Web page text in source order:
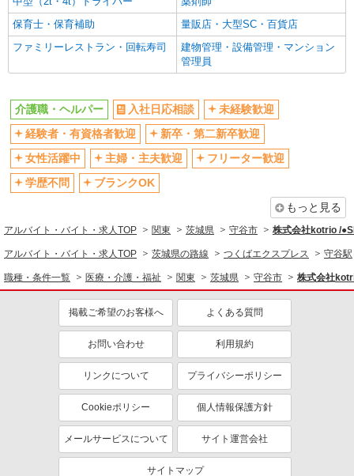
昇給あり
完全週休2日制
フルタイム歓迎
禁煙・分煙
車通勤OK
残業少なめ（月20h未満）
交通費支給
社会保険あり
産休・育休取得実績あり
退職金・財形貯蓄制度あり
各種手当（家族・役職・インセン
ティブなど）あり
制服貸与
同じ職種から求人を探す
介護職・ヘルパー
同じ特徴から求人を探す
ミドル（40代～）活躍中
ボーナス・賞与あり
交通費支給
社会保険あり
産休・育休取得実績あり
保育士・保育補助
量販店・大型SC・百貨店
ファミリーレストラン・回転寿司
建物管理・設備管理・マンション
管理員
介護職・ヘルパー 入社日応相談
未経験歓迎
経験者・有資格者歓迎
新卒・第二新卒歓迎
女性活躍中
主婦・主夫歓迎
フリーター歓迎
学歴不問
ブランクOK
もっと見る
アルバイト・バイト・求人TOP 関東 茨城県 守谷市 株式会社kotrio /
アルバイト・バイト・求人TOP 茨城県の路線 つくばエクスプレス 守谷駅
職種・条件一覧 医療・介護・福祉 関東 茨城県 守谷市 株式会社
掲載ご希望のお客様へ よくある質問
お問い合わせ 利用規約
リンクについて プライバシーポリシー
Cookieポリシー 個人情報保護方針
メールサービスについて サイト運営会社
サイトマップ